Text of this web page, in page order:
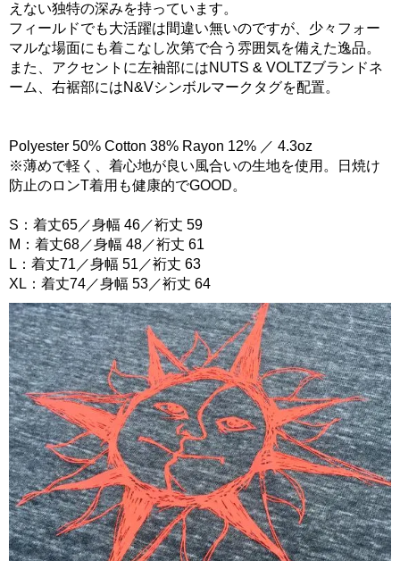
えない独特の深みを持っています。
フィールドでも大活躍は間違い無いのですが、少々フォー
マルな場面にも着こなし次第で合う雰囲気を備えた逸品。
また、アクセントに左袖部にはNUTS & VOLTZブランドネ
ーム、右裾部にはN&Vシンボルマークタグを配置。
Polyester 50% Cotton 38% Rayon 12% ／ 4.3oz
※薄めで軽く、着心地が良い風合いの生地を使用。日焼け
防止のロンT着用も健康的でGOOD。
S：着丈65／身幅 46／裄丈 59
M：着丈68／身幅 48／裄丈 61
L：着丈71／身幅 51／裄丈 63
XL：着丈74／身幅 53／裄丈 64